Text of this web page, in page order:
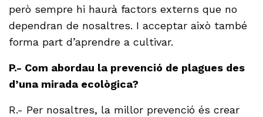
però sempre hi haurà factors externs que no
dependran de nosaltres. I acceptar això també
forma part d’aprendre a cultivar.
P.- Com abordau la prevenció de plagues des
d’una mirada ecològica?
R.- Per nosaltres, la millor prevenció és crear